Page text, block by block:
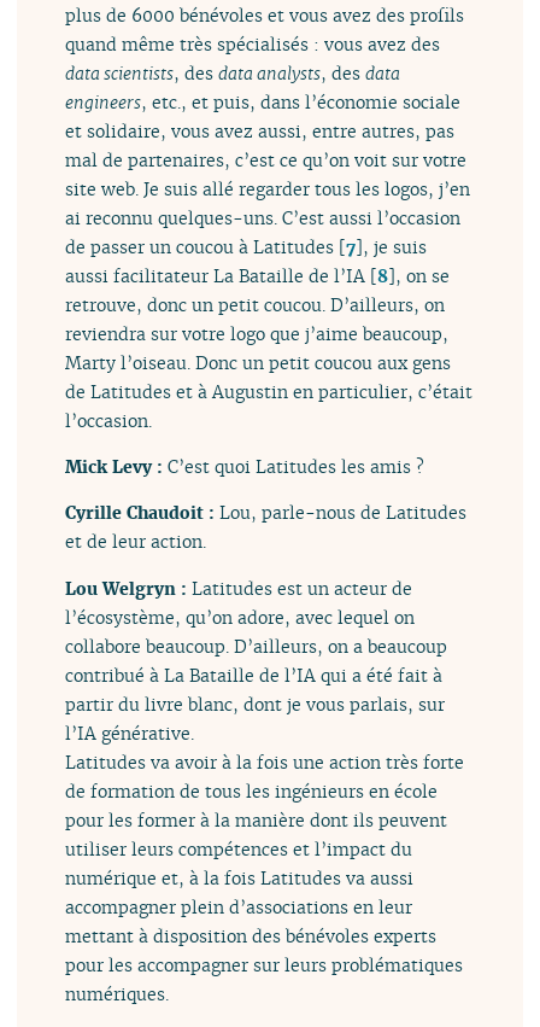
plus de 6000 bénévoles et vous avez des profils
quand même très spécialisés : vous avez des
data scientists, desdata analysts, desdata
engineers, etc., et puis, dans l’économie sociale
et solidaire, vous avez aussi, entre autres, pas
mal de partenaires, c’est ce qu’on voit sur votre
site web. Je suis allé regarder tous les logos, j’en
ai reconnu quelques-uns. C’est aussi l’occasion
de passer un coucou à Latitudes [7], je suis
aussi facilitateur La Bataille de l’IA [8], on se
retrouve, donc un petit coucou. D’ailleurs, on
reviendra sur votre logo que j’aime beaucoup,
Marty l’oiseau. Donc un petit coucou aux gens
de Latitudes et à Augustin en particulier, c’était
l’occasion.
Mick Levy :C’est quoi Latitudes les amis ?
Cyrille Chaudoit :Lou, parle-nous de Latitudes
et de leur action.
Lou Welgryn :Latitudes est un acteur de
l’écosystème, qu’on adore, avec lequel on
collabore beaucoup. D’ailleurs, on a beaucoup
contribué à La Bataille de l’IA qui a été fait à
partir du livre blanc, dont je vous parlais, sur
l’IA générative.
Latitudes va avoir à la fois une action très forte
de formation de tous les ingénieurs en école
pour les former à la manière dont ils peuvent
utiliser leurs compétences et l’impact du
numérique et, à la fois Latitudes va aussi
accompagner plein d’associations en leur
mettant à disposition des bénévoles experts
pour les accompagner sur leurs problématiques
numériques.